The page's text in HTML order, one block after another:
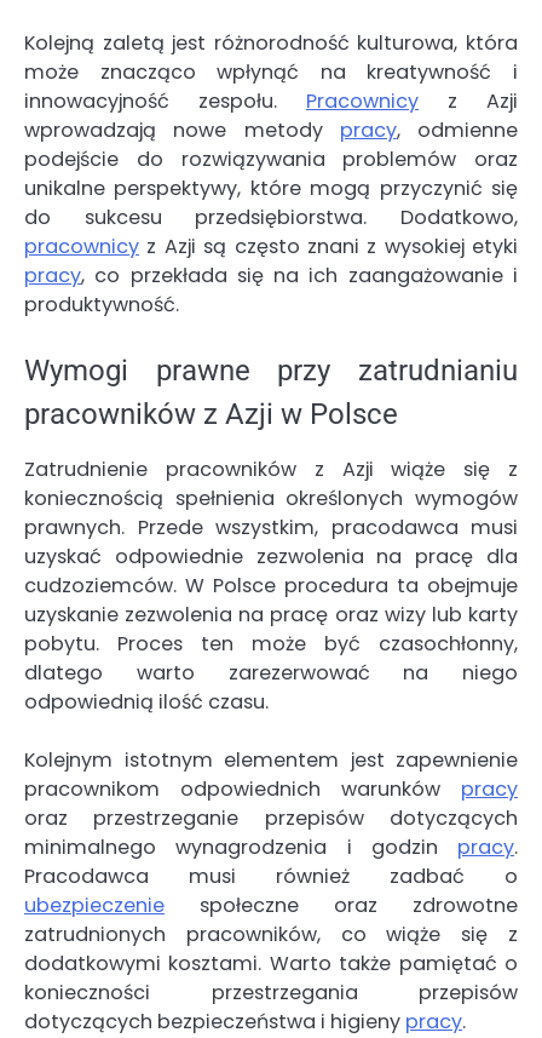
Kolejną zaletą jest różnorodność kulturowa, która
może znacząco wpłynąć na kreatywność i
innowacyjność zespołu. Pracownicy z Azji
wprowadzają nowe metody pracy, odmienne
podejście do rozwiązywania problemów oraz
unikalne perspektywy, które mogą przyczynić się
do sukcesu przedsiębiorstwa. Dodatkowo,
pracownicy z Azji są często znani z wysokiej etyki
pracy, co przekłada się na ich zaangażowanie i
produktywność.
Wymogi prawne przy zatrudnianiu
pracowników z Azji w Polsce
Zatrudnienie pracowników z Azji wiąże się z
koniecznością spełnienia określonych wymogów
prawnych. Przede wszystkim, pracodawca musi
uzyskać odpowiednie zezwolenia na pracę dla
cudzoziemców. W Polsce procedura ta obejmuje
uzyskanie zezwolenia na pracę oraz wizy lub karty
pobytu. Proces ten może być czasochłonny,
dlatego warto zarezerwować na niego
odpowiednią ilość czasu.
Kolejnym istotnym elementem jest zapewnienie
pracownikom odpowiednich warunków pracy
oraz przestrzeganie przepisów dotyczących
minimalnego wynagrodzenia i godzin pracy.
Pracodawca musi również zadbać o
ubezpieczenie społeczne oraz zdrowotne
zatrudnionych pracowników, co wiąże się z
dodatkowymi kosztami. Warto także pamiętać o
konieczności przestrzegania przepisów
dotyczących bezpieczeństwa i higieny pracy.